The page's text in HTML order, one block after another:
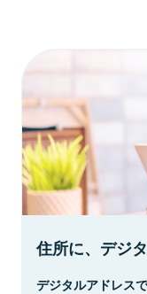
住所に、デジ
デジタルアドレス